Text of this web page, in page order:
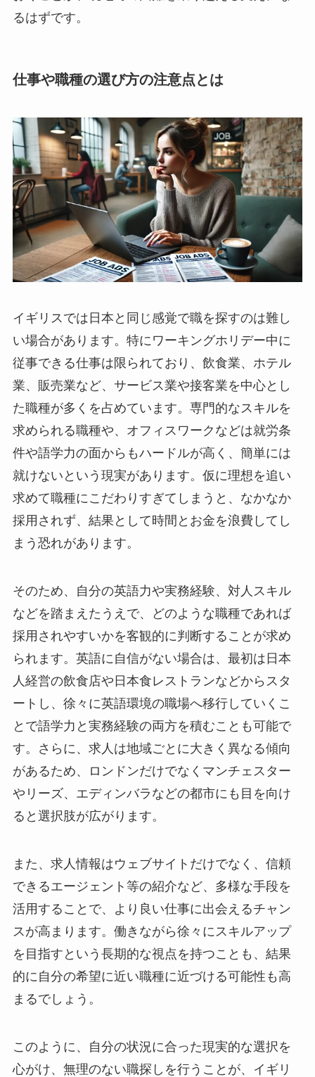
るはずです。
仕事や職種の選び方の注意点とは
イギリスでは日本と同じ感覚で職を探すのは難し
い場合があります。特にワーキングホリデー中に
従事できる仕事は限られており、飲食業、ホテル
業、販売業など、サービス業や接客業を中心とし
た職種が多くを占めています。専門的なスキルを
求められる職種や、オフィスワークなどは就労条
件や語学力の面からもハードルが高く、簡単には
就けないという現実があります。仮に理想を追い
求めて職種にこだわりすぎてしまうと、なかなか
採用されず、結果として時間とお金を浪費してし
まう恐れがあります。
そのため、自分の英語力や実務経験、対人スキル
などを踏まえたうえで、どのような職種であれば
採用されやすいかを客観的に判断することが求め
られます。英語に自信がない場合は、最初は日本
人経営の飲食店や日本食レストランなどからスタ
ートし、徐々に英語環境の職場へ移行していくこ
とで語学力と実務経験の両方を積むことも可能で
す。さらに、求人は地域ごとに大きく異なる傾向
があるため、ロンドンだけでなくマンチェスター
やリーズ、エディンバラなどの都市にも目を向け
ると選択肢が広がります。
また、求人情報はウェブサイトだけでなく、信頼
できるエージェント等の紹介など、多様な手段を
活用することで、より良い仕事に出会えるチャン
スが高まります。働きながら徐々にスキルアップ
を目指すという長期的な視点を持つことも、結果
的に自分の希望に近い職種に近づける可能性も高
まるでしょう。
このように、自分の状況に合った現実的な選択を
心がけ、無理のない職探しを行うことが、イギリ